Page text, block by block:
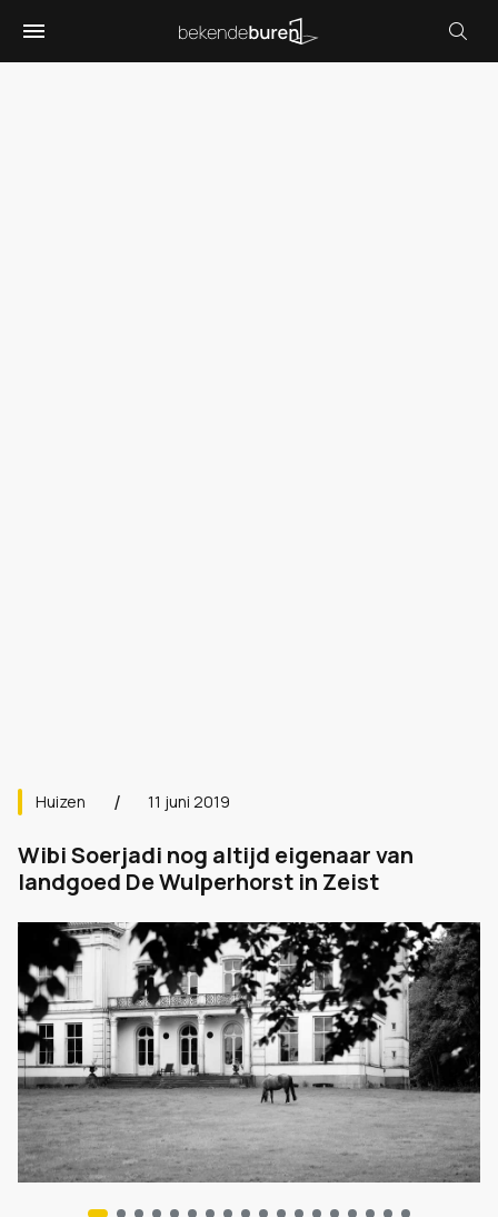
Huizen 11 juni 2019
Wibi Soerjadi nog altijd eigenaar van
landgoed De Wulperhorst in Zeist